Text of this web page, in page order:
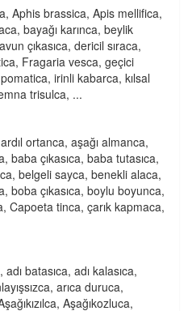
Aphis brassica, Apis mellifica,
bayağı karınca, beylik
çıkasıca, dericil sıraca,
Fragaria vesca, geçici
irinli kabarca, kılsal
trisulca, ...
ortanca, aşağı almanca,
baba çıkasıca, baba tutasıca,
belgeli sayca, benekli alaca,
boba çıkasıca, boylu boyunca,
Capoeta tinca, çarık kapmaca,
batasıca, adı kalasıca,
arıca duruca,
Aşağıkozluca,